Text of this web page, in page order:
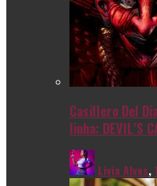
Casillero Del
linha: DEVIL’S
Livia Alves,